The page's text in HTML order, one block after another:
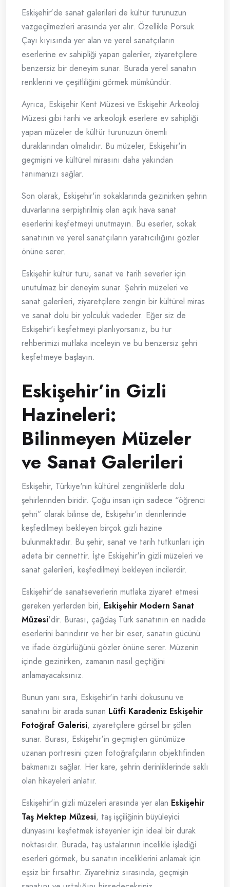
Eskişehir'de sanat galerileri de kültür turunuzun
vazgeçilmezleri arasında yer alır. Özellikle Porsuk
Çayı kıyısında yer alan ve yerel sanatçıların
eserlerine ev sahipliği yapan galeriler, ziyaretçilere
benzersiz bir deneyim sunar. Burada yerel sanatın
renklerini ve çeşitliliğini görmek mümkündür.
Ayrıca, Eskişehir Kent Müzesi ve Eskişehir Arkeoloji
Müzesi gibi tarihi ve arkeolojik eserlere ev sahipliği
yapan müzeler de kültür turunuzun önemli
duraklarından olmalıdır. Bu müzeler, Eskişehir'in
geçmişini ve kültürel mirasını daha yakından
tanımanızı sağlar.
Son olarak, Eskişehir'in sokaklarında gezinirken şehrin
duvarlarına serpiştirilmiş olan açık hava sanat
eserlerini keşfetmeyi unutmayın. Bu eserler, sokak
sanatının ve yerel sanatçıların yaratıcılığını gözler
önüne serer.
Eskişehir kültür turu, sanat ve tarih severler için
unutulmaz bir deneyim sunar. Şehrin müzeleri ve
sanat galerileri, ziyaretçilere zengin bir kültürel miras
ve sanat dolu bir yolculuk vadeder. Eğer siz de
Eskişehir'i keşfetmeyi planlıyorsanız, bu tur
rehberimizi mutlaka inceleyin ve bu benzersiz şehri
keşfetmeye başlayın.
Eskişehir’in Gizli
Hazineleri:
Bilinmeyen Müzeler
ve Sanat Galerileri
Eskişehir, Türkiye'nin kültürel zenginliklerle dolu
şehirlerinden biridir. Çoğu insan için sadece “öğrenci
şehri” olarak bilinse de, Eskişehir'in derinlerinde
keşfedilmeyi bekleyen birçok gizli hazine
bulunmaktadır. Bu şehir, sanat ve tarih tutkunları için
adeta bir cennettir. İşte Eskişehir'in gizli müzeleri ve
sanat galerileri, keşfedilmeyi bekleyen incilerdir.
Eskişehir'de sanatseverlerin mutlaka ziyaret etmesi
gereken yerlerden biri, Eskişehir Modern Sanat
Müzesi'dir. Burası, çağdaş Türk sanatının en nadide
eserlerini barındırır ve her bir eser, sanatın gücünü
ve ifade özgürlüğünü gözler önüne serer. Müzenin
içinde gezinirken, zamanın nasıl geçtiğini
anlamayacaksınız.
Bunun yanı sıra, Eskişehir'in tarihi dokusunu ve
sanatını bir arada sunan Lütfi Karadeniz Eskişehir
Fotoğraf Galerisi, ziyaretçilere görsel bir şölen
sunar. Burası, Eskişehir'in geçmişten günümüze
uzanan portresini çizen fotoğrafçıların objektifinden
bakmanızı sağlar. Her kare, şehrin derinliklerinde saklı
olan hikayeleri anlatır.
Eskişehir'in gizli müzeleri arasında yer alan Eskişehir
Taş Mektep Müzesi, taş işçiliğinin büyüleyici
dünyasını keşfetmek isteyenler için ideal bir durak
noktasıdır. Burada, taş ustalarının incelikle işlediği
eserleri görmek, bu sanatın inceliklerini anlamak için
eşsiz bir fırsattır. Ziyaretiniz sırasında, geçmişin